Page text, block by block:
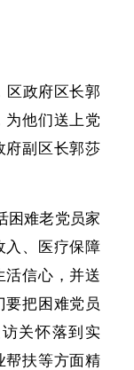
区政府区长郭
为他们送上党
府副区长郭莎
困难老党员家
入、医疗保障
活信心，并送
要把困难党员
关怀落到实
帮扶等方面精